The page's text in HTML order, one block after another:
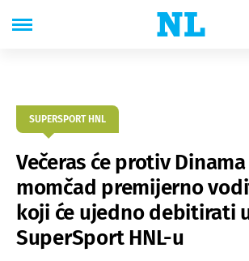
SUPERSPORT HNL
Večeras će protiv
momčad premijerno
koji će ujedno debitirati
SuperSport HNL-u